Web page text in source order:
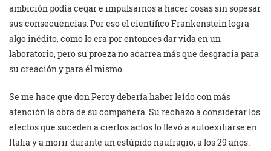
ambición podía cegar e impulsarnos a hacer cosas sin sopesar
sus consecuencias. Por eso el científico Frankenstein logra
algo inédito, como lo era por entonces dar vida en un
laboratorio, pero su proeza no acarrea más que desgracia para
su creación y para él mismo.
Se me hace que don Percy debería haber leído con más
atención la obra de su compañera. Su rechazo a considerar los
efectos que suceden a ciertos actos lo llevó a autoexiliarse en
Italia y a morir durante un estúpido naufragio, a los 29 años.